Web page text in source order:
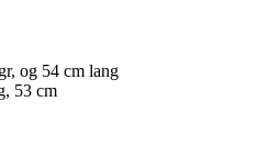
og 54 cm lang
53 cm